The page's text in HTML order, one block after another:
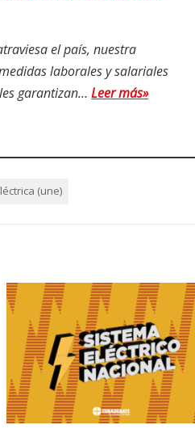
el país, nuestra
laborales y salariales
garantizan…Leer más»
(une)